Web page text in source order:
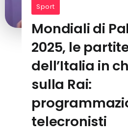
Sport
Mondiali di
2025, le
dell’Italia in
sulla Rai:
telecronisti